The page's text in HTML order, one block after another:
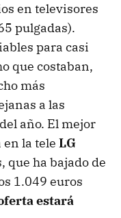
en televisores
pulgadas).
para casi
que costaban,
más
a las
año. El mejor
la tele LG
que ha bajado de
1.049 euros
estará